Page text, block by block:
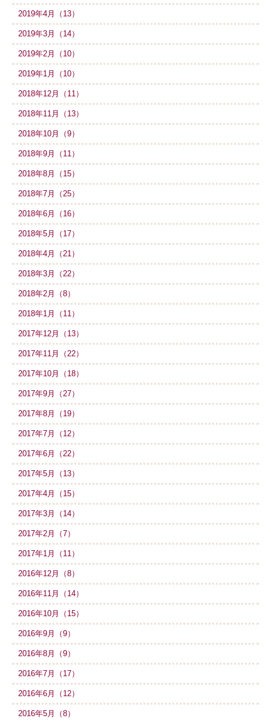
2019年4月（13）
2019年3月（14）
2019年2月（10）
2019年1月（10）
2018年12月（11）
2018年11月（13）
2018年10月（9）
2018年9月（11）
2018年8月（15）
2018年7月（25）
2018年6月（16）
2018年5月（17）
2018年4月（21）
2018年3月（22）
2018年2月（8）
2018年1月（11）
2017年12月（13）
2017年11月（22）
2017年10月（18）
2017年9月（27）
2017年8月（19）
2017年7月（12）
2017年6月（22）
2017年5月（13）
2017年4月（15）
2017年3月（14）
2017年2月（7）
2017年1月（11）
2016年12月（8）
2016年11月（14）
2016年10月（15）
2016年9月（9）
2016年8月（9）
2016年7月（17）
2016年6月（12）
2016年5月（8）